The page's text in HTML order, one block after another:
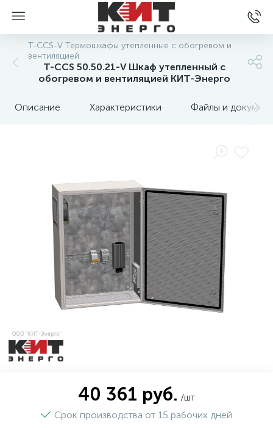
T-CCS-V Термошкафы утепленные с обогревом и
вентиляцией
T-CCS 50.50.21-V Шкаф утепленный с
обогревом и вентиляцией КИТ-Энерго
Описание Характеристики Файлы и
40 361 руб. /шт
Срок производства от 15 рабочих дней